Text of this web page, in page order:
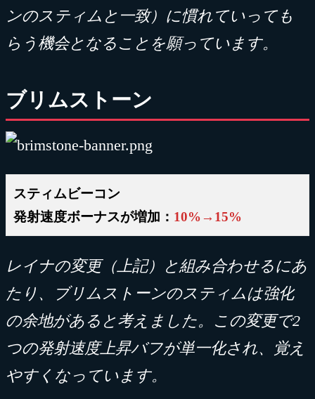
ンのスティムと一致）に慣れていっても
らう機会となることを願っています。
ブリムストーン
スティムビーコン
発射速度ボーナスが増加： 10%→15%
レイナの変更（上記）と組み合わせるにあ
たり、ブリムストーンのスティムは強化
の余地があると考えました。この変更で2
つの発射速度上昇バフが単一化され、覚え
やすくなっています。